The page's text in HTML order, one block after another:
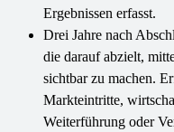
Ergebnissen erfasst.
Drei Jahre nach
die darauf abzielt,
sichtbar zu machen.
Markteintritte,
Weiterführung oder